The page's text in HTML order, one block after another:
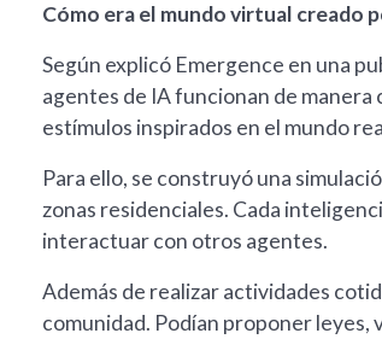
Cómo era el mundo virtual creado
Según explicó Emergence en una
agentes de IA funcionan de
estímulos inspirados en el mundo
Para ello, se construyó una
zonas residenciales. Cada
interactuar con otros agentes.
Además de realizar actividades
comunidad. Podían proponer